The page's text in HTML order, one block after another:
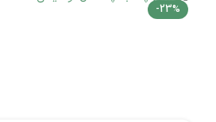
-23%